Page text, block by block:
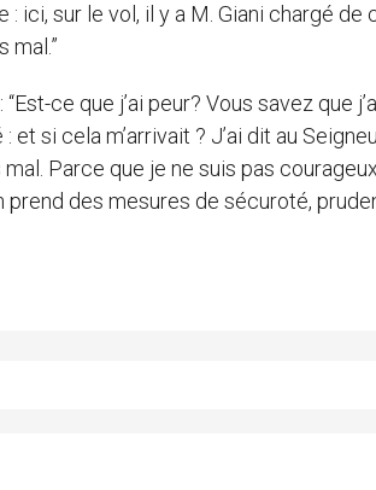
ici, sur le vol, il y a M. Giani chargé de
mal.”
ce que j’ai peur? Vous savez que
si cela m’arrivait ? J’ai dit au
Parce que je ne suis pas
des mesures de sécuroté,